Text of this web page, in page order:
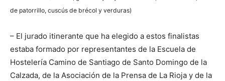
de patorrillo, cuscús de brécol y verduras)
– El jurado itinerante que ha elegido a estos finalistas
estaba formado por representantes de la Escuela de
Hostelería Camino de Santiago de Santo Domingo de la
Calzada, de la Asociación de la Prensa de La Rioja y de la